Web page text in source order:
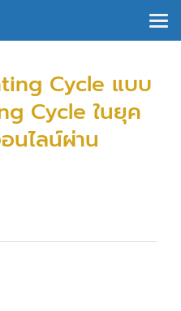
Cycle แบบ
Cycle ในยุค
นไลน์ผ่าน
×